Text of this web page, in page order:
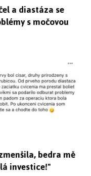
a diastáza se
s močovou
bedra mě
investice!"